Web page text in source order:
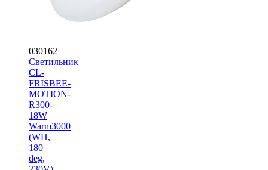
030162
Светильник
CL-
FRISBEE-
MOTION-
R300-
18W
Warm3000
(WH,
180
deg,